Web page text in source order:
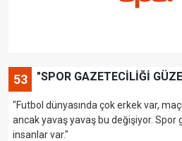
53 "SPOR GAZETECİLİĞİ
"Futbol dünyasında çok erkek var,
ancak yavaş yavaş bu değişiyor. Spor
insanlar var."